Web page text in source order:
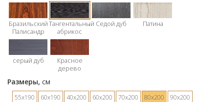
Бразильский
Палисандр
Тангентальный
абрикос
Седой дуб Патина
серый дуб
Красное
дерево
Размеры, см
55х190 60х190 40х200 60х200 70х200 80х200
90х200